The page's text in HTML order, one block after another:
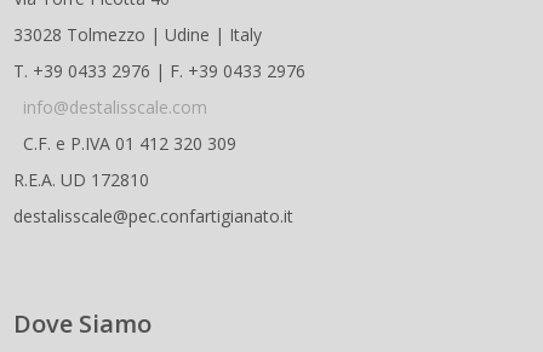
33028 Tolmezzo | Udine | Italy
T. +39 0433 2976 | F. +39 0433 2976
info@destalisscale.com
C.F. e P.IVA 01 412 320 309
R.E.A. UD 172810
destalisscale@pec.confartigianato.it
Dove Siamo